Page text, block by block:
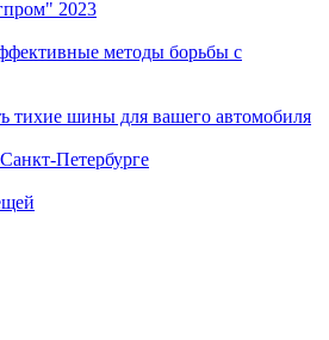
2023
методы борьбы с
тихие шины для вашего автомобиля
Петербурге